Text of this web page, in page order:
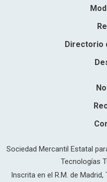
Directorio
Sociedad Mercantil Estatal
Tecnologías
Inscrita en el R.M. de Madrid,